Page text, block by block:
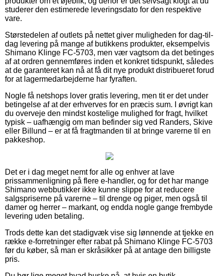
studerer den estimerede leveringsdato for den respektive
vare.
Størstedelen af outlets på nettet giver muligheden for dag-til-
dag levering på mange af butikkens produkter, eksempelvis
Shimano Klinge FC-5703, men vær vagtsom da det betinges
af at ordren gennemføres inden et konkret tidspunkt, således
at de garanteret kan nå at få dit nye produkt distribueret forud
for at lagermedarbejderne har fyraften.
Nogle få netshops lover gratis levering, men tit er det under
betingelse af at der erhverves for en præcis sum. I øvrigt kan
du overveje den mindst kostelige mulighed for fragt, hvilket
typisk – uafhængig om man befinder sig ved Randers, Skive
eller Billund – er at få fragtmanden til at bringe varerne til en
pakkeshop.
Det er i dag meget nemt for alle og enhver at lave
prissammenligning på flere e-handler, og for det har mange
Shimano webbutikker ikke kunne slippe for at reducere
salgspriserne på varerne – til drenge og piger, men også til
damer og herrer – markant, og endda nogle gange frembyde
levering uden betaling.
Trods dette kan det stadigvæk vise sig lønnende at tjekke en
række e-forretninger efter rabat på Shimano Klinge FC-5703
før du køber, så man er skråsikker på at antage den billigste
pris.